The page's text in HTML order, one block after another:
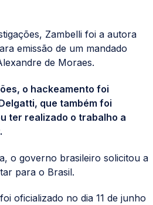
Zambelli foi a autora
emissão de um mandado
de Moraes.
o hackeamento foi
que também foi
ter realizado o trabalho a
o governo brasileiro solicitou a
para o Brasil.
oficializado no dia 11 de junho